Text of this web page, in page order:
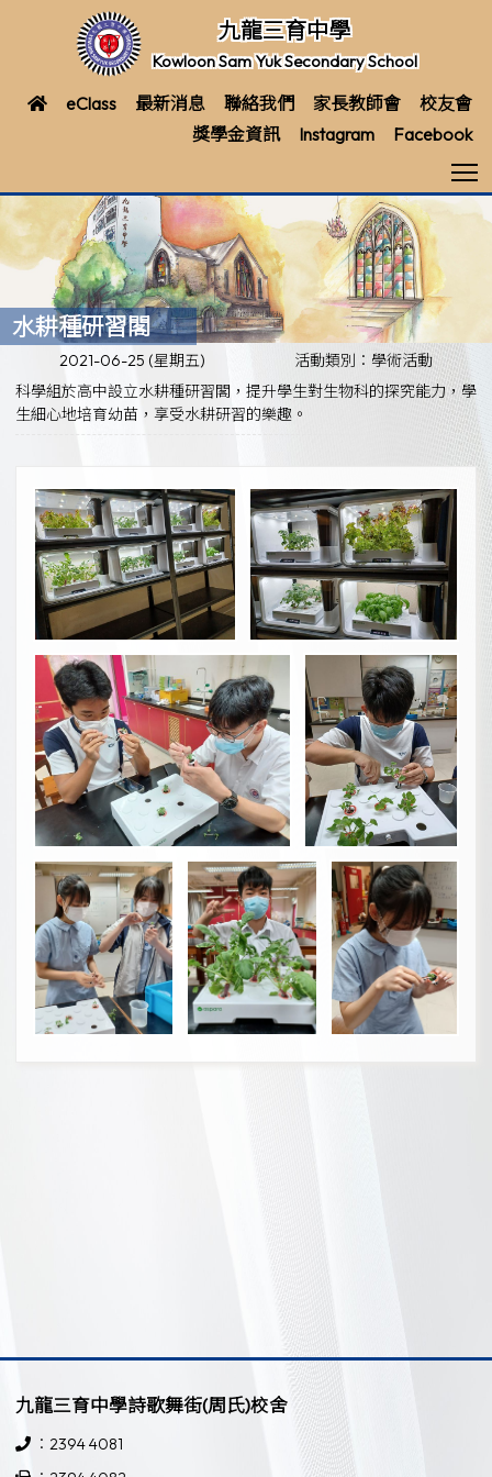
九龍三育中學
Kowloon Sam Yuk Secondary School
eClass 最新消息 聯絡我們 家長教師會
校友會
獎學金資訊
Instagram Facebook
水耕種研習閣
2021-06-25 (星期五)
活動類別：學術活動
科學組於高中設立水耕種研習閣，提升學生對生物科的探究能力，學
生細心地培育幼苗，享受水耕研習的樂趣。
九龍三育中學詩歌舞街(周氏)校舍
：2394 4081